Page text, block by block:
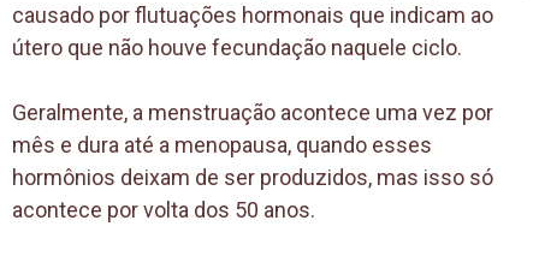
causado por flutuações hormonais que indicam ao
útero que não houve fecundação naquele ciclo.
Geralmente, a menstruação acontece uma vez por
mês e dura até a menopausa, quando esses
hormônios deixam de ser produzidos, mas isso só
acontece por volta dos 50 anos.